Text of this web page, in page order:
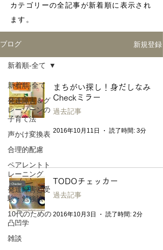
カテゴリーの全記事が新着順に表示され
ます。
ブログ 新規登録
新着順-全て
発達障害＆グ
レーゾーンの
子育て法
声かけ変換表
合理的配慮
ペアレントト
レーニング
発達障害と受
験・勉強法
10代のための
凸凹学
雑談
新着順-全て
まちがい探し！身だしなみ
Checkミラー
過去記事
2016年10月11日 読了時間: 3分
TODOチェッカー
過去記事
2016年10月3日 読了時間: 2分